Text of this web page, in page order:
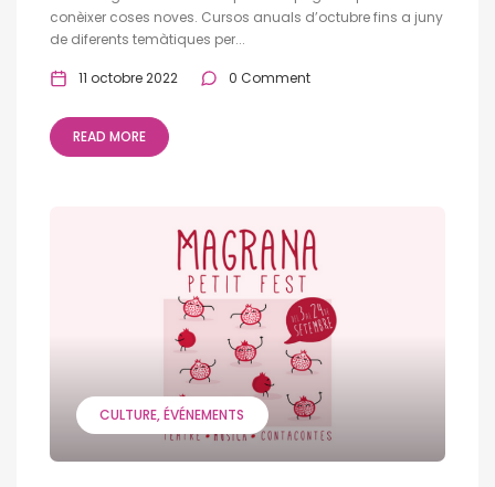
conèixer coses noves. Cursos anuals d’octubre fins a juny
de diferents temàtiques per...
11 octobre 2022 0 Comment
READ MORE
CULTURE ÉVÉNEMENTS